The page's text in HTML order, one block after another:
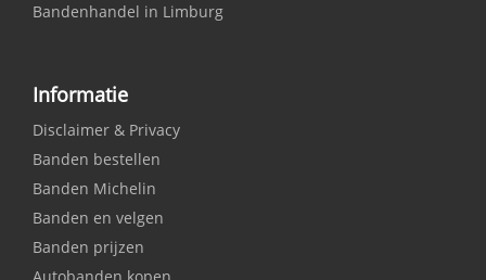
Bandenhandel in Limburg
Informatie
Disclaimer & Privacy
Banden bestellen
Banden Michelin
Banden en velgen
Banden prijzen